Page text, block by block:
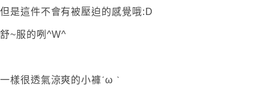
但是這件不會有被壓迫的感覺哦:D
舒~服的咧^W^
一樣很透氣涼爽的小褲ˊω ˋ